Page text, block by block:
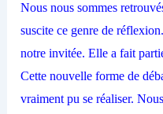
Nous nous sommes
suscite ce genre de
notre invitée. Elle a fait
Cette nouvelle forme de
vraiment pu se réaliser.